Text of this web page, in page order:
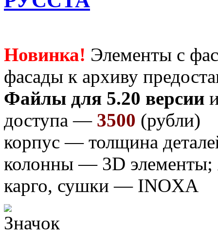
Новинка! Элементы с
фасады к архиву
Файлы для 5.20 версии
доступа — 3500 (рубли)
корпус — толщина
колонны — 3D
карго, сушки — INOXA